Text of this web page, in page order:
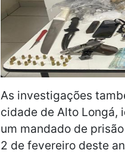
As investigações
cidade de Alto Longá,
um mandado de
2 de fevereiro deste